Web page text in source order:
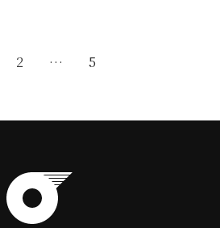
2 … 5